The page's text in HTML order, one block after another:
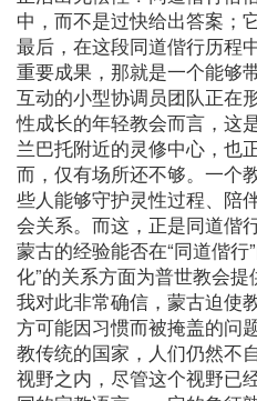
中，而不是过快给出答案；
最后，在这段同道偕行历程
重要成果，那就是一个能够
互动的小型协调员团队正在
性成长的年轻教会而言，这
兰巴托附近的灵修中心，也
而，仅有场所还不够。一个
些人能够守护灵性过程、陪
会关系。而这，正是同道偕
蒙古的经验能否在“同道偕
化”的关系方面为普世教会提
我对此非常确信，蒙古迫使
方可能因习惯而被掩盖的问
教传统的国家，人们仍然不
视野之内，尽管这个视野已